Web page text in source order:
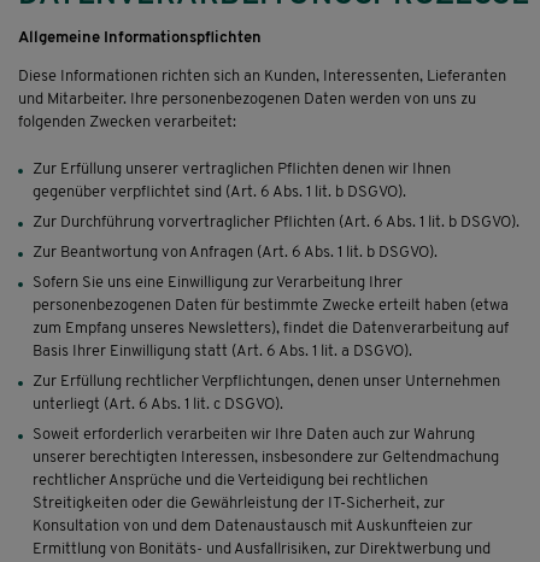
Allgemeine Informationspflichten
Diese Informationen richten sich an Kunden, Interessenten, Lieferanten
und Mitarbeiter. Ihre personenbezogenen Daten werden von uns zu
folgenden Zwecken verarbeitet:
Zur Erfüllung unserer vertraglichen Pflichten denen wir Ihnen
gegenüber verpflichtet sind (Art. 6 Abs. 1 lit. b DSGVO).
Zur Durchführung vorvertraglicher Pflichten (Art. 6 Abs. 1 lit. b DSGVO).
Zur Beantwortung von Anfragen (Art. 6 Abs. 1 lit. b DSGVO).
Sofern Sie uns eine Einwilligung zur Verarbeitung Ihrer
personenbezogenen Daten für bestimmte Zwecke erteilt haben (etwa
zum Empfang unseres Newsletters), findet die Datenverarbeitung auf
Basis Ihrer Einwilligung statt (Art. 6 Abs. 1 lit. a DSGVO).
Zur Erfüllung rechtlicher Verpflichtungen, denen unser Unternehmen
unterliegt (Art. 6 Abs. 1 lit. c DSGVO).
Soweit erforderlich verarbeiten wir Ihre Daten auch zur Wahrung
unserer berechtigten Interessen, insbesondere zur Geltendmachung
rechtlicher Ansprüche und die Verteidigung bei rechtlichen
Streitigkeiten oder die Gewährleistung der IT-Sicherheit, zur
Konsultation von und dem Datenaustausch mit Auskunfteien zur
Ermittlung von Bonitäts- und Ausfallrisiken, zur Direktwerbung und